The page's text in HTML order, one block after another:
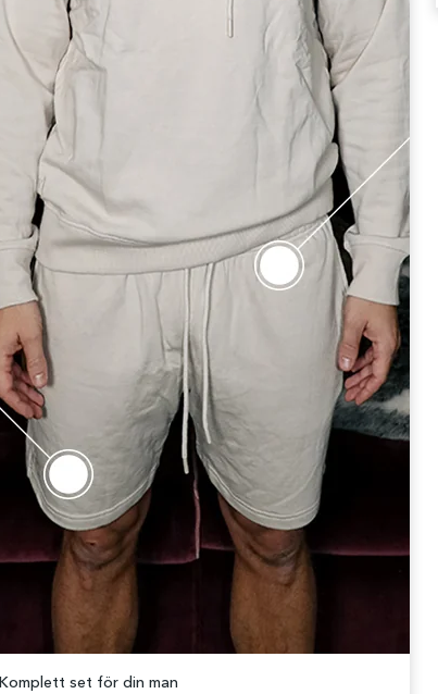
Komplett set för din man